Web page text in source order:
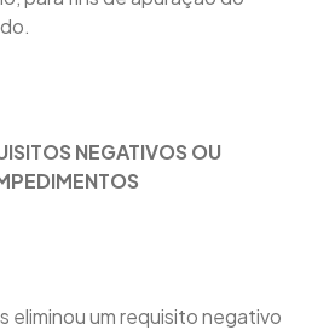
NEGATIVOS OU
eliminou um requisito negativo